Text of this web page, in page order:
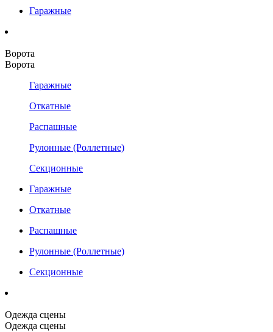
Гаражные
Ворота
Ворота
Гаражные
Откатные
Распашные
Рулонные (Роллетные)
Секционные
Гаражные
Откатные
Распашные
Рулонные (Роллетные)
Секционные
Одежда сцены
Одежда сцены